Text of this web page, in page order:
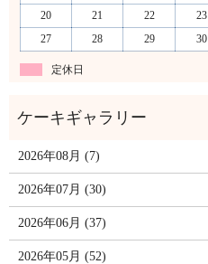
20
21 22 23
27
28 29 30
定休日
2026年08月 (7)
2026年07月 (30)
2026年06月 (37)
2026年05月 (52)